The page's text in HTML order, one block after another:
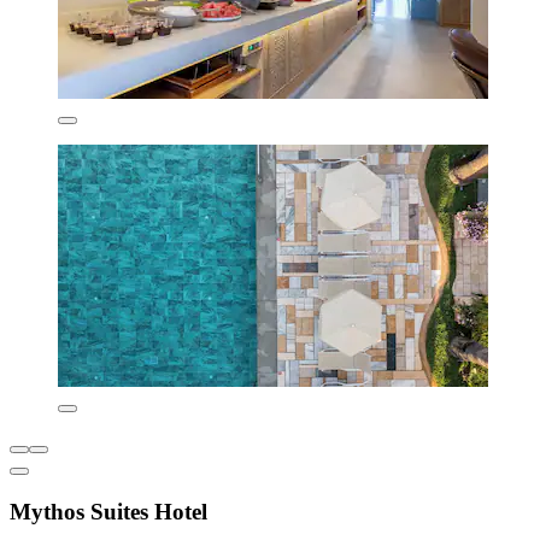
Mythos Suites Hotel